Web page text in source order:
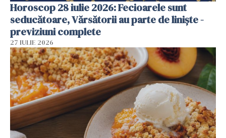
Horoscop 28 iulie 2026: Fecioarele sunt
seducătoare, Vărsătorii au parte de liniște -
previziuni complete
27 IULIE 2026